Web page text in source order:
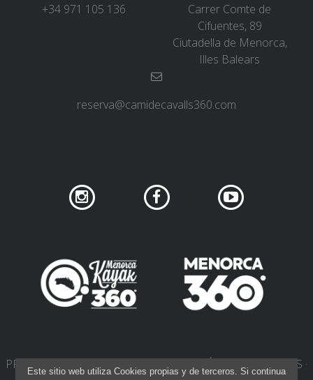
+34 971 105 136
Carrer Comte de
Cifuentes, 89
Ciutadella de Menorca,
Illes Balears
reserva@camidecavalls360.com
PRIVACIDAD DE REDES SOCIALES
POLÍTICA DE COOKIES
Este sitio web utiliza Cookies propias y de terceros. Si continua